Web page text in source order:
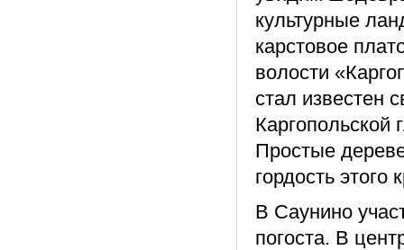
культурные
карстовое
волости
стал известен
Каргопольской
Простые
гордость этого
В Саунино
погоста. В